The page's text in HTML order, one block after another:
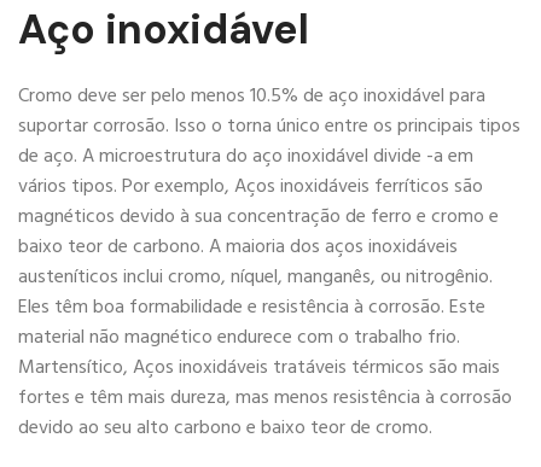
Aço inoxidável
Cromo deve ser pelo menos 10.5% de aço inoxidável para
suportar corrosão. Isso o torna único entre os principais tipos
de aço. A microestrutura do aço inoxidável divide -a em
vários tipos. Por exemplo, Aços inoxidáveis ​​ferríticos são
magnéticos devido à sua concentração de ferro e cromo e
baixo teor de carbono. A maioria dos aços inoxidáveis ​​
austeníticos inclui cromo, níquel, manganês, ou nitrogênio.
Eles têm boa formabilidade e resistência à corrosão. Este
material não magnético endurece com o trabalho frio.
Martensítico, Aços inoxidáveis ​​tratáveis ​​térmicos são mais
fortes e têm mais dureza, mas menos resistência à corrosão
devido ao seu alto carbono e baixo teor de cromo.